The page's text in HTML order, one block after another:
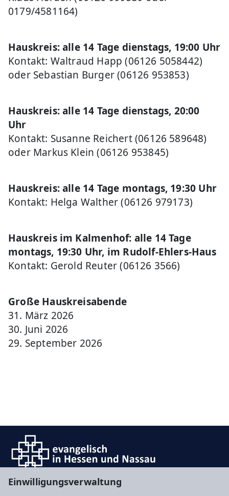
Einwilligungsverwaltung
0179/4581164)
Hauskreis: alle 14 Tage dienstags, 19:00 Uhr
Kontakt: Waltraud Happ (06126 5058442)
oder Sebastian Burger (06126 953853)
Hauskreis: alle 14 Tage dienstags, 20:00
Uhr
Kontakt: Susanne Reichert (06126 589648)
oder Markus Klein (06126 953845)
Hauskreis: alle 14 Tage montags, 19:30 Uhr
Kontakt: Helga Walther (06126 979173)
Hauskreis im Kalmenhof: alle 14 Tage
montags, 19:30 Uhr, im Rudolf-Ehlers-Haus
Kontakt: Gerold Reuter (06126 3566)
Große Hauskreisabende
31. März 2026
30. Juni 2026
29. September 2026